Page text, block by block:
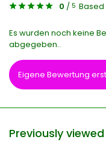
0 / 5 Based
Es wurden noch keine
abgegeben..
Eigene Bewertung
Previously viewed